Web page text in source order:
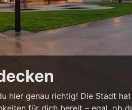
hier genau richtig! Die Stadt